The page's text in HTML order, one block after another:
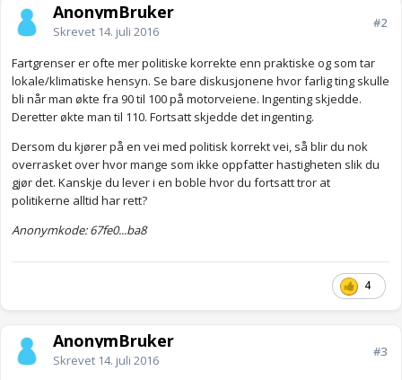
AnonymBruker
Skrevet 14. juli 2016
#2
Fartgrenser er ofte mer politiske korrekte enn praktiske og som tar
lokale/klimatiske hensyn. Se bare diskusjonene hvor farlig ting skulle
bli når man økte fra 90 til 100 på motorveiene. Ingenting skjedde.
Deretter økte man til 110. Fortsatt skjedde det ingenting.
Dersom du kjører på en vei med politisk korrekt vei, så blir du nok
overrasket over hvor mange som ikke oppfatter hastigheten slik du
gjør det. Kanskje du lever i en boble hvor du fortsatt tror at
politikerne alltid har rett?
Anonymkode: 67fe0...ba8
4
AnonymBruker
Skrevet 14. juli 2016
#3